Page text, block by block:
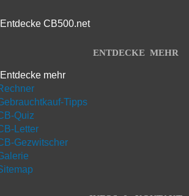
Entdecke CB500.net
ENTDECKE MEHR
Entdecke mehr
Tipps
Quiz
Letter
Gezwitscher